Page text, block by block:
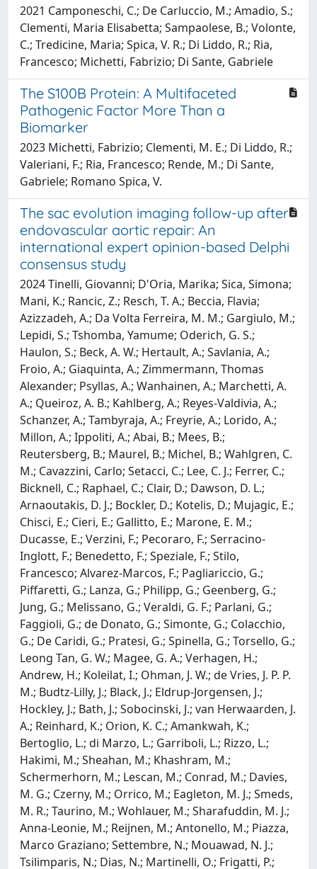
2021 Camponeschi, C.; De Carluccio, M.; Amadio, S.;
Clementi, Maria Elisabetta; Sampaolese, B.; Volonte,
C.; Tredicine, Maria; Spica, V. R.; Di Liddo, R.; Ria,
Francesco; Michetti, Fabrizio; Di Sante, Gabriele
The S100B Protein: A Multifaceted
Pathogenic Factor More Than a
Biomarker
2023 Michetti, Fabrizio; Clementi, M. E.; Di Liddo, R.;
Valeriani, F.; Ria, Francesco; Rende, M.; Di Sante,
Gabriele; Romano Spica, V.
The sac evolution imaging follow-up after
endovascular aortic repair: An
international expert opinion-based Delphi
consensus study
2024 Tinelli, Giovanni; D'Oria, Marika; Sica, Simona;
Mani, K.; Rancic, Z.; Resch, T. A.; Beccia, Flavia;
Azizzadeh, A.; Da Volta Ferreira, M. M.; Gargiulo, M.;
Lepidi, S.; Tshomba, Yamume; Oderich, G. S.;
Haulon, S.; Beck, A. W.; Hertault, A.; Savlania, A.;
Froio, A.; Giaquinta, A.; Zimmermann, Thomas
Alexander; Psyllas, A.; Wanhainen, A.; Marchetti, A.
A.; Queiroz, A. B.; Kahlberg, A.; Reyes-Valdivia, A.;
Schanzer, A.; Tambyraja, A.; Freyrie, A.; Lorido, A.;
Millon, A.; Ippoliti, A.; Abai, B.; Mees, B.;
Reutersberg, B.; Maurel, B.; Michel, B.; Wahlgren, C.
M.; Cavazzini, Carlo; Setacci, C.; Lee, C. J.; Ferrer, C.;
Bicknell, C.; Raphael, C.; Clair, D.; Dawson, D. L.;
Arnaoutakis, D. J.; Bockler, D.; Kotelis, D.; Mujagic, E.;
Chisci, E.; Cieri, E.; Gallitto, E.; Marone, E. M.;
Ducasse, E.; Verzini, F.; Pecoraro, F.; Serracino-
Inglott, F.; Benedetto, F.; Speziale, F.; Stilo,
Francesco; Alvarez-Marcos, F.; Pagliariccio, G.;
Piffaretti, G.; Lanza, G.; Philipp, G.; Geenberg, G.;
Jung, G.; Melissano, G.; Veraldi, G. F.; Parlani, G.;
Faggioli, G.; de Donato, G.; Simonte, G.; Colacchio,
G.; De Caridi, G.; Pratesi, G.; Spinella, G.; Torsello, G.;
Leong Tan, G. W.; Magee, G. A.; Verhagen, H.;
Andrew, H.; Koleilat, I.; Ohman, J. W.; de Vries, J. P. P.
M.; Budtz-Lilly, J.; Black, J.; Eldrup-Jorgensen, J.;
Hockley, J.; Bath, J.; Sobocinski, J.; van Herwaarden, J.
A.; Reinhard, K.; Orion, K. C.; Amankwah, K.;
Bertoglio, L.; di Marzo, L.; Garriboli, L.; Rizzo, L.;
Hakimi, M.; Sheahan, M.; Khashram, M.;
Schermerhorn, M.; Lescan, M.; Conrad, M.; Davies,
M. G.; Czerny, M.; Orrico, M.; Eagleton, M. J.; Smeds,
M. R.; Taurino, M.; Wohlauer, M.; Sharafuddin, M. J.;
Anna-Leonie, M.; Reijnen, M.; Antonello, M.; Piazza,
Marco Graziano; Settembre, N.; Mouawad, N. J.;
Tsilimparis, N.; Dias, N.; Martinelli, O.; Frigatti, P.;